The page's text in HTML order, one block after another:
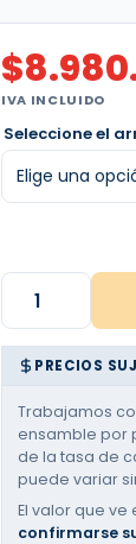
$
IVA INCLUIDO
Seleccione el
Tablero
ATX
Arranque
Suave
Equipo
presión
Dos
bombas
Hp
PRECIOS
Trabajamos
ensamble por
de la tasa de
puede variar
El valor que
confirmarse